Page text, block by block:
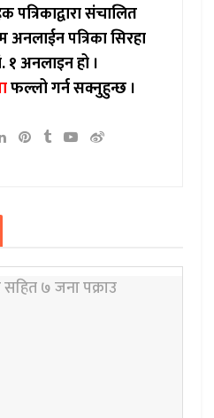
पत्रिकाद्वारा संचालित
पत्रिका सिरहा
१ अनलाइन हो ।
फल्लो गर्न सक्नुहुन्छ ।